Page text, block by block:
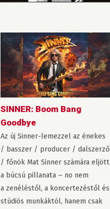
SINNER: Boom Bang
Goodbye
Az új Sinner-lemezzel az énekes
/ basszer / producer / dalszerző
/ főnök Mat Sinner számára eljött
a búcsú pillanata – no nem
a zenéléstől, a koncertezéstől és
stúdiós munkáktól, hanem csak